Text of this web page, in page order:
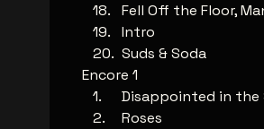
Fell Off the Floor,
Intro
Suds & Soda
Encore 1
Disappointed in the
Roses